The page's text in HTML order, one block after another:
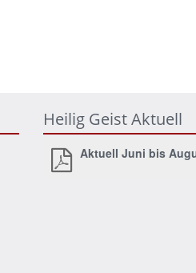
Heilig Geist Aktuell
Aktuell Juni bis